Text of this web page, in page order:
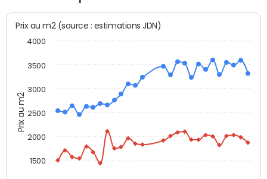
Prix au m2
Prix au m2 (source : estimations JDN)
1500
2000
2500
3000
3500
4000